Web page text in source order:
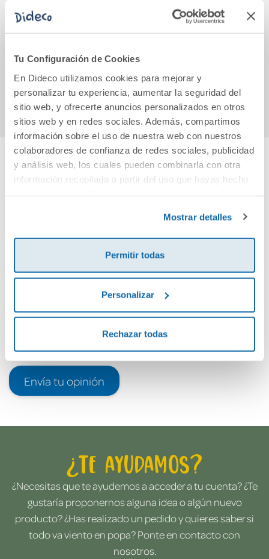
Tu Configuración de Cookies
En Dideco utilizamos cookies para mejorar y
personalizar tu experiencia, aumentar la seguridad del
sitio web, y ofrecerte anuncios personalizados en otros
sitios web y en redes sociales. Además, compartimos
información sobre el uso de nuestra web con nuestros
colaboradores de confianza de redes sociales, publicidad
y análisis web, los cuales pueden combinarla con otra
información recopilada a partir del uso que hayas hecho
Mostrar detalles
Permitir todas
Personalizar
Rechazar todas
Mil escalones
10,95€
Comprar
Amanda Black 3 -
El último minuto
Comprar
El
Cuéntanos tu opinión
Debes iniciar sesión para poder valorarlo
Envía tu opinión
¿Te ayudamos?
¿Necesitas que te ayudemos a acceder a tu cuenta? ¿Te
gustaría proponernos alguna idea o algún nuevo
producto? ¿Has realizado un pedido y quieres saber si
todo va viento en popa? Ponte en contacto con
nosotros.